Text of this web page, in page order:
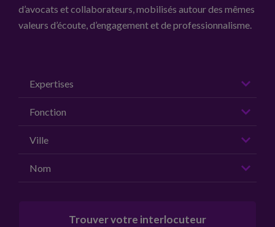
d’avocats et collaborateurs, mobilisés autour des mêmes
valeurs d’écoute, d’engagement et de professionnalisme.
Expertises
Fonction
Ville
Nom
Trouver votre interlocuteur